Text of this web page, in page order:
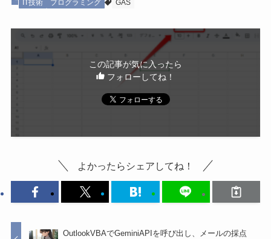
IT技術 プログラミング GAS
この記事が気に入ったら
フォローしてね！
よかったらシェアしてね！
OutlookVBAでGeminiAPIを呼び出し、メールの採点